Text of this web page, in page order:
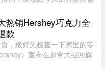
网友表示，这类收费政策其
$60 ...
热销Hershey巧克力全
款
，最好先检查一下家里的零
）宣布在加拿大召回旗